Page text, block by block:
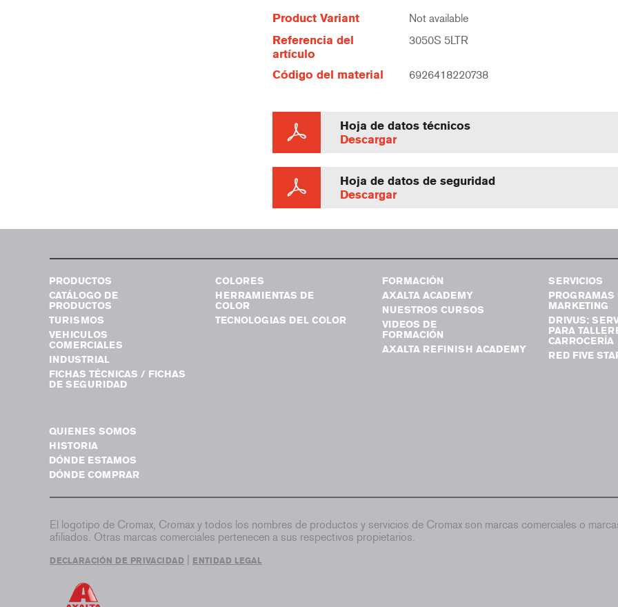
Product Variant Not available
Referencia del
artículo
3050S 5LTR
Código del material 6926418220738
Hoja de datos técnicos
Descargar
Hoja de datos de seguridad
Descargar
PRODUCTOS
CATÁLOGO DE
PRODUCTOS
TURISMOS
VEHICULOS
COMERCIALES
INDUSTRIAL
FICHAS TÉCNICAS / FICHAS
DE SEGURIDAD
COLORES
HERRAMIENTAS DE
COLOR
TECNOLOGIAS DEL COLOR
FORMACIÓN
AXALTA ACADEMY
NUESTROS CURSOS
VIDEOS DE
FORMACIÓN
AXALTA REFINISH ACADEMY
SERVICIOS
PROGRAMAS
MARKETING
DRIVUS:
PARA
CARROCERÍA
RED FIVE
QUIENES SOMOS
HISTORIA
DÓNDE ESTAMOS
DÓNDE COMPRAR
El logotipo de Cromax, Cromax y todos los nombres de productos y servicios de Cromax son marcas comerciales o
afiliados. Otras marcas comerciales pertenecen a sus respectivos propietarios.
DECLARACIÓN DE PRIVACIDAD ENTIDAD LEGAL